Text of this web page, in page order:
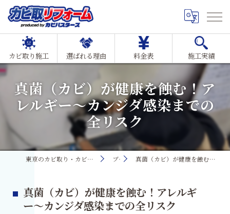
カビ取り施工 選ばれる理由 料金表 施工実績
真菌（カビ）が健康を蝕む！ア
レルギー〜カンジダ感染までの
全リスク
東京のカビ取り・カビ対策ならMIST工法®カビ取リフォーム ブログ 真菌（カビ）が健康を蝕む！アレルギー〜カンジダ感染までの全リスク
真菌（カビ）が健康を蝕む！アレルギ
ー〜カンジダ感染までの全リスク